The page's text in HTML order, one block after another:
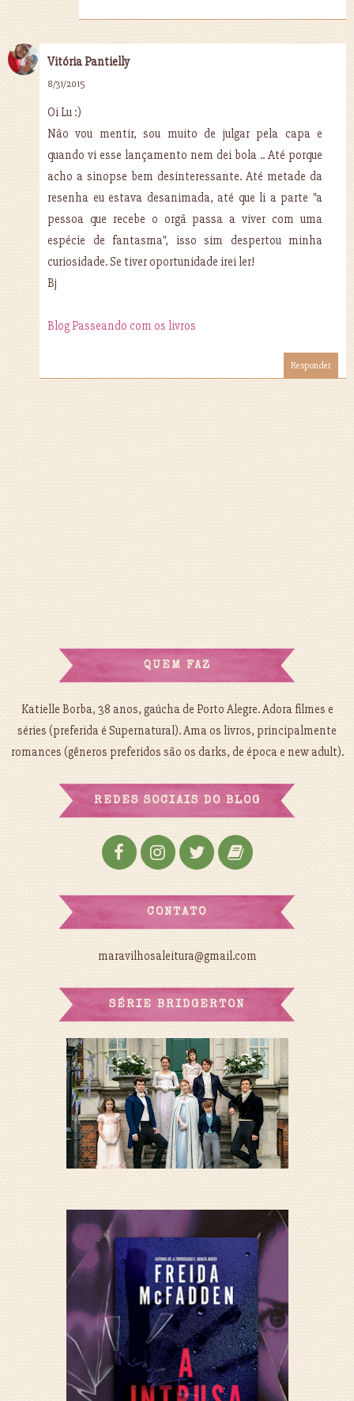
Vitória Pantielly
8/31/2015
Oi Lu :)
Não vou mentir, sou muito de julgar pela capa e
quando vi esse lançamento nem dei bola .. Até porque
acho a sinopse bem desinteressante. Até metade da
resenha eu estava desanimada, até que li a parte "a
pessoa que recebe o orgã passa a viver com uma
espécie de fantasma", isso sim despertou minha
curiosidade. Se tiver oportunidade irei ler!
Bj
Blog Passeando com os livros
Responder
QUEM FAZ
Katielle Borba, 38 anos, gaúcha de Porto Alegre. Adora filmes e
séries (preferida é Supernatural). Ama os livros, principalmente
romances (gêneros preferidos são os darks, de época e new adult).
REDES SOCIAIS DO BLOG
CONTATO
maravilhosaleitura@gmail.com
SÉRIE BRIDGERTON